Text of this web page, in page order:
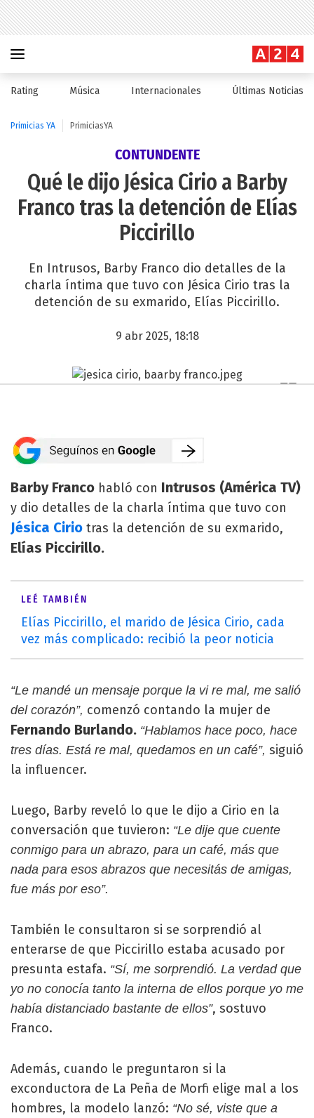
Rating Música Internacionales Últimas Noticias
Primicias YA PrimiciasYA
CONTUNDENTE
Qué le dijo Jésica Cirio a Barby
Franco tras la detención de Elías
Piccirillo
En Intrusos, Barby Franco dio detalles de la
charla íntima que tuvo con Jésica Cirio tras la
detención de su exmarido, Elías Piccirillo.
9 abr 2025, 18:18
Barby Franco habló con Intrusos (América TV)
y dio detalles de la charla íntima que tuvo con
Jésica Cirio tras la detención de su exmarido,
Elías Piccirillo.
LEÉ TAMBIÉN
Elías Piccirillo, el marido de Jésica Cirio, cada
vez más complicado: recibió la peor noticia
“Le mandé un mensaje porque la vi re mal, me salió
del corazón”, comenzó contando la mujer de
Fernando Burlando. “Hablamos hace poco, hace
tres días. Está re mal, quedamos en un café”, siguió
la influencer.
Luego, Barby reveló lo que le dijo a Cirio en la
conversación que tuvieron: “Le dije que cuente
conmigo para un abrazo, para un café, más que
nada para esos abrazos que necesitás de amigas,
fue más por eso”.
También le consultaron si se sorprendió al
enterarse de que Piccirillo estaba acusado por
presunta estafa. “Sí, me sorprendió. La verdad que
yo no conocía tanto la interna de ellos porque yo me
había distanciado bastante de ellos”, sostuvo
Franco.
Además, cuando le preguntaron si la
exconductora de La Peña de Morfi elige mal a los
hombres, la modelo lanzó: “No sé, viste que a